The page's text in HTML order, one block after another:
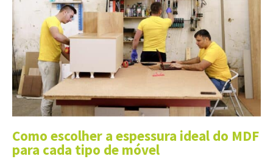
Como escolher a espessura ideal do MDF
para cada tipo de móvel